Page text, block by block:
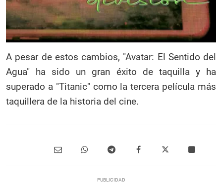
A pesar de estos cambios, "Avatar: El Sentido del
Agua" ha sido un gran éxito de taquilla y ha
superado a "Titanic" como la tercera película más
taquillera de la historia del cine.